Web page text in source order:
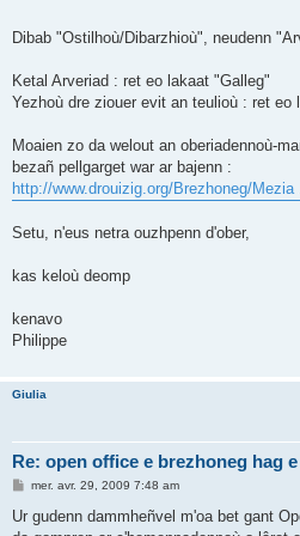
Dibab "Ostilhoù/Dibarzhioù", neudenn
Ketal Arveriad : ret eo lakaat "Galleg"
Yezhoù dre ziouer evit an teulioù : ret eo
Moaien zo da welout an oberiadennoù-
bezañ pellgarget war ar bajenn :
http://www.drouizig.org/Brezhoneg/Mezia
Setu, n'eus netra ouzhpenn d'ober,
kas keloù deomp
kenavo
Philippe
Giulia
Re: open office e brezhoneg hag
M
s
mer. avr. 29, 2009 7:48 am
Ur gudenn dammheñvel m'oa bet gant